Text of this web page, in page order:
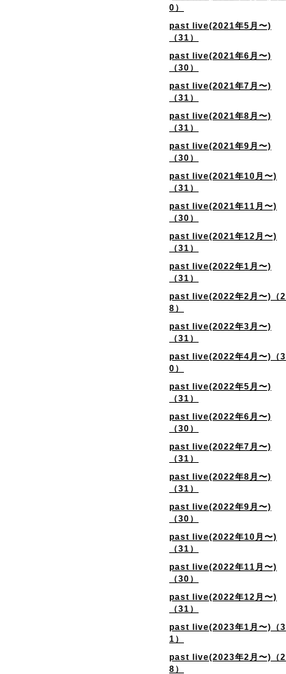
0）
past live(2021年5月〜)
（31）
past live(2021年6月〜)
（30）
past live(2021年7月〜)
（31）
past live(2021年8月〜)
（31）
past live(2021年9月〜)
（30）
past live(2021年10月〜)
（31）
past live(2021年11月〜)
（30）
past live(2021年12月〜)
（31）
past live(2022年1月〜)
（31）
past live(2022年2月〜)（2
8）
past live(2022年3月〜)
（31）
past live(2022年4月〜)（3
0）
past live(2022年5月〜)
（31）
past live(2022年6月〜)
（30）
past live(2022年7月〜)
（31）
past live(2022年8月〜)
（31）
past live(2022年9月〜)
（30）
past live(2022年10月〜)
（31）
past live(2022年11月〜)
（30）
past live(2022年12月〜)
（31）
past live(2023年1月〜)（3
1）
past live(2023年2月〜)（2
8）